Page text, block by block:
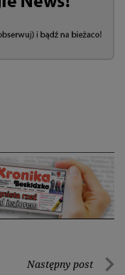
Następny post